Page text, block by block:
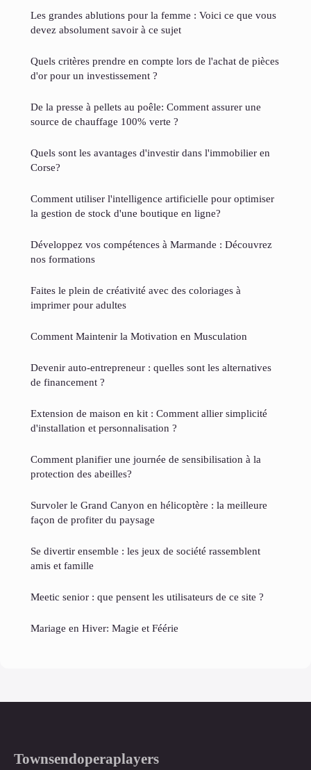
Les grandes ablutions pour la femme : Voici ce que vous
devez absolument savoir à ce sujet
Quels critères prendre en compte lors de l'achat de pièces
d'or pour un investissement ?
De la presse à pellets au poêle: Comment assurer une
source de chauffage 100% verte ?
Quels sont les avantages d'investir dans l'immobilier en
Corse?
Comment utiliser l'intelligence artificielle pour optimiser
la gestion de stock d'une boutique en ligne?
Développez vos compétences à Marmande : Découvrez
nos formations
Faites le plein de créativité avec des coloriages à
imprimer pour adultes
Comment Maintenir la Motivation en Musculation
Devenir auto-entrepreneur : quelles sont les alternatives
de financement ?
Extension de maison en kit : Comment allier simplicité
d'installation et personnalisation ?
Comment planifier une journée de sensibilisation à la
protection des abeilles?
Survoler le Grand Canyon en hélicoptère : la meilleure
façon de profiter du paysage
Se divertir ensemble : les jeux de société rassemblent
amis et famille
Meetic senior : que pensent les utilisateurs de ce site ?
Mariage en Hiver: Magie et Féérie
Townsendoperaplayers